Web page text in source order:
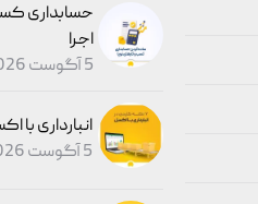
حسابداری
اجرا
5 آگوست 2026
انبارداری
5 آگوست 2026